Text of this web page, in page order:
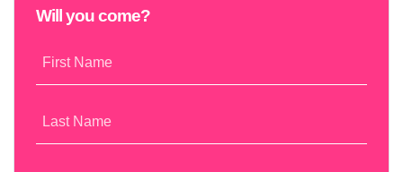
Will you come?
First Name
Last Name